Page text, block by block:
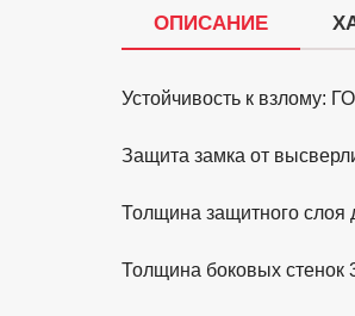
ОПИСАНИЕ
Устойчивость к взлому:
Защита замка от
Толщина защитного слоя
Толщина боковых стенок